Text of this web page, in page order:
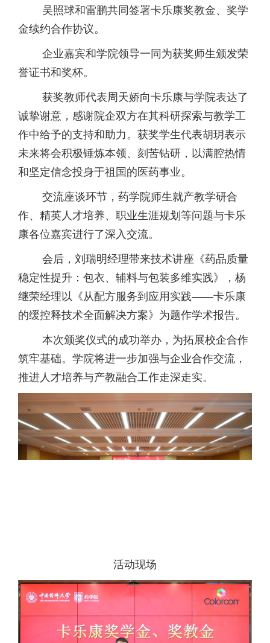
吴照球和雷鹏共同签署卡乐康奖教金、奖学
金续约合作协议。
企业嘉宾和学院领导一同为获奖师生颁发荣
誉证书和奖杯。
获奖教师代表周天娇向卡乐康与学院表达了
诚挚谢意，感谢院企双方在其科研探索与教学工
作中给予的支持和助力。获奖学生代表胡玥表示
未来将会积极锤炼本领、刻苦钻研，以满腔热情
和坚定信念投身于祖国的医药事业。
交流座谈环节，药学院师生就产教学研合
作、精英人才培养、职业生涯规划等问题与卡乐
康各位嘉宾进行了深入交流。
会后，刘瑞明经理带来技术讲座《药品质量
稳定性提升：包衣、辅料与包装多维实践》，杨
继荣经理以《从配方服务到应用实践——卡乐康
的缓控释技术全面解决方案》为题作学术报告。
本次颁奖仪式的成功举办，为拓展校企合作
筑牢基础。学院将进一步加强与企业合作交流，
推进人才培养与产教融合工作走深走实。
活动现场